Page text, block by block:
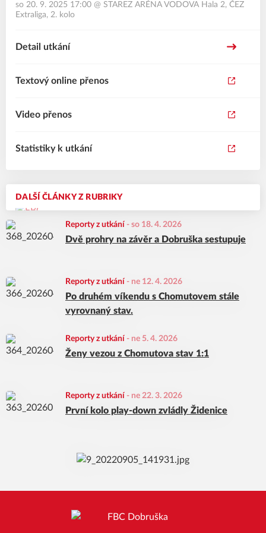
so 20. 9. 2025 17:00 @ STAREZ ARÉNA VODOVA Hala 2, ČEZ
Extraliga, 2. kolo
Detail utkání
Textový online přenos
Video přenos
Statistiky k utkání
DALŠÍ ČLÁNKY Z RUBRIKY
Reporty z utkání - so 18. 4. 2026
Dvě prohry na závěr a Dobruška sestupuje
Reporty z utkání - ne 12. 4. 2026
Po druhém víkendu s Chomutovem stále
vyrovnaný stav.
Reporty z utkání - ne 5. 4. 2026
Ženy vezou z Chomutova stav 1:1
Reporty z utkání - ne 22. 3. 2026
První kolo play-down zvládly Židenice